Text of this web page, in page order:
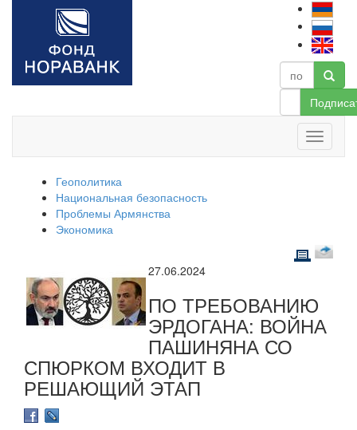
Геополитика
Национальная безопасность
Проблемы Армянства
Экономика
27.06.2024
ПО ТРЕБОВАНИЮ
ЭРДОГАНА: ВОЙНА
ПАШИНЯНА СО
СПЮРКОМ ВХОДИТ В
РЕШАЮЩИЙ ЭТАП